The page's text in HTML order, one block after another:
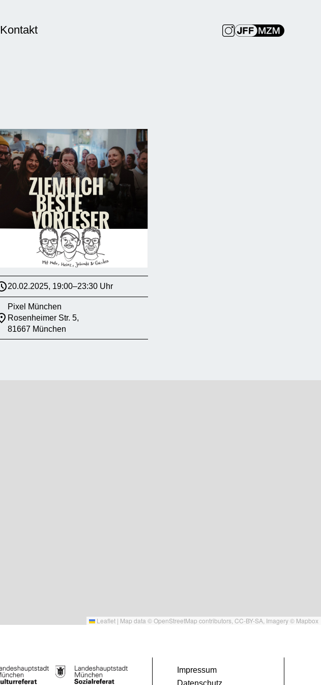
Kontakt
20.02.2025, 19:00–23:30 Uhr
Pixel München
Rosenheimer Str. 5,
81667 München
Leaflet | Map data ©OpenStreetMap contributors, CC-BY-SA , Imagery © Mapbox
Impressum
Datenschutz